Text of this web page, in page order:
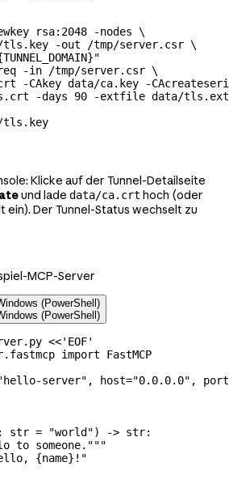
rsa:2048 -nodes \
tls.key -out /tmp/server.csr \
TUNNEL_DOMAIN}"
-in /tmp/server.csr \
-CAkey data/ca.key -
-days 90 -extfile data/tls.ext
tls.key
Klicke auf der Tunnel-Detailseite
und lade data/ca.crt hoch (oder
ein). Der Tunnel-Status wechselt zu
MCP-Server
(PowerShell)
(PowerShell)
<<'EOF'
import FastMCP
server", host="0.0.0.0",
str = "world") -> str:
to someone."""
{name}!"